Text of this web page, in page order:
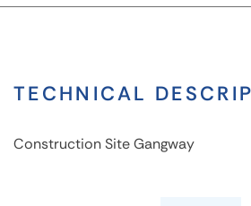
TECHNICAL
Construction Site Gangway